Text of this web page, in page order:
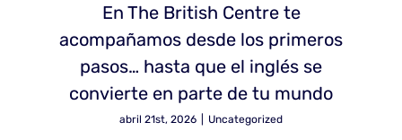
En The British Centre te
acompañamos desde los primeros
pasos… hasta que el inglés se
convierte en parte de tu mundo
abril 21st, 2026 Uncategorized